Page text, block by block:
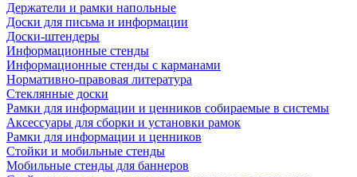
Держатели и рамки напольные
Доски для письма и информации
Доски-штендеры
Информационные стенды
Информационные стенды с карманами
Нормативно-правовая литература
Стеклянные доски
Рамки для информации и ценников собираемые в системы
Аксессуары для сборки и установки рамок
Рамки для информации и ценников
Стойки и мобильные стенды
Мобильные стенды для баннеров